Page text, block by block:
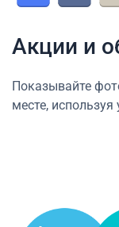
Акции и
Показывайте
месте,